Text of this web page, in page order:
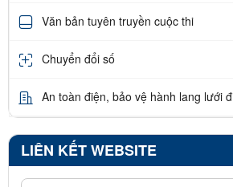
Văn bản tuyên truyền cuộc thi
Chuyển đổi số
An toàn điện, bảo vệ hành lang lưới
LIÊN KẾT WEBSITE